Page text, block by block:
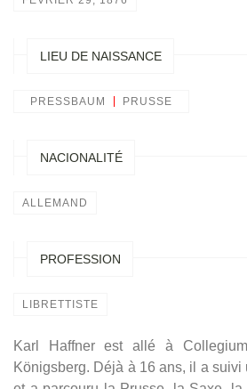
LIEU DE NAISSANCE
PRESSBAUM PRUSSE
NACIONALITÉ
ALLEMAND
PROFESSION
LIBRETTISTE
Karl Haffner est allé à
Königsberg. Déjà à 16 ans, il a suivi